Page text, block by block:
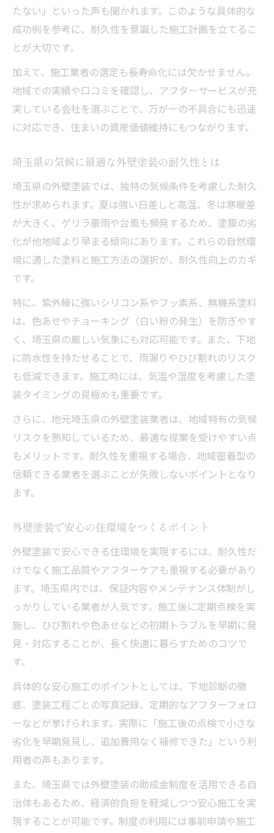
劣化しにくい外壁塗装を選ぶチェックポイ
ント
外壁塗装のトラブルを回避する施工の注意
点
埼玉県で失敗しない外壁塗装の判断基準
外壁塗装で信頼できる業者を見極める方法
埼玉県の外壁塗装業者選びで重視すべき点
ト
外壁塗装の見積もりで確認したい耐久性
外壁塗装のアフターサービスと保証の重要
性
外壁塗装の耐久性を高める最新対策法
外壁塗装の耐候性を上げるメンテナンス術
省エネにも貢献する外壁塗装の工夫ポイン
ト
外壁塗装の耐久性向上に役立つ補助制度
長期コスト削減を叶える外壁塗装のコツ
外壁塗装で長期コスト削減を実現する方法
埼玉県で外壁塗装の費用対効果を高める工
夫
外壁塗装の助成金や補助金活用のポイント
外壁塗装の耐久性がもたらす経済的メリッ
ト
たない」といった声も聞かれます。このような具体的な
成功例を参考に、耐久性を意識した施工計画を立てるこ
とが大切です。
加えて、施工業者の選定も長寿命化には欠かせません。
地域での実績や口コミを確認し、アフターサービスが充
実している会社を選ぶことで、万が一の不具合にも迅速
に対応でき、住まいの資産価値維持にもつながります。
埼玉県の気候に最適な外壁塗装の耐久性とは
埼玉県の外壁塗装では、独特の気候条件を考慮した耐久
性が求められます。夏は強い日差しと高温、冬は寒暖差
が大きく、ゲリラ豪雨や台風も頻発するため、塗膜の劣
化が他地域より早まる傾向にあります。これらの自然環
境に適した塗料と施工方法の選択が、耐久性向上のカギ
です。
特に、紫外線に強いシリコン系やフッ素系、無機系塗料
は、色あせやチョーキング（白い粉の発生）を防ぎやす
く、埼玉県の厳しい気象にも対応可能です。また、下地
に防水性を持たせることで、雨漏りやひび割れのリスク
も低減できます。施工時には、気温や湿度を考慮した塗
装タイミングの見極めも重要です。
さらに、地元埼玉県の外壁塗装業者は、地域特有の気候
リスクを熟知しているため、最適な提案を受けやすい点
もメリットです。耐久性を重視する場合、地域密着型の
信頼できる業者を選ぶことが失敗しないポイントとなり
ます。
外壁塗装で安心の住環境をつくるポイント
外壁塗装で安心できる住環境を実現するには、耐久性だ
けでなく施工品質やアフターケアも重視する必要があり
ます。埼玉県内では、保証内容やメンテナンス体制がし
っかりしている業者が人気です。施工後に定期点検を実
施し、ひび割れや色あせなどの初期トラブルを早期に発
見・対応することが、長く快適に暮らすためのコツで
す。
具体的な安心施工のポイントとしては、下地診断の徹
底、塗装工程ごとの写真記録、定期的なアフターフォロ
ーなどが挙げられます。実際に「施工後の点検で小さな
劣化を早期発見し、追加費用なく補修できた」という利
用者の声もあります。
また、埼玉県では外壁塗装の助成金制度を活用できる自
治体もあるため、経済的負担を軽減しつつ安心施工を実
現することが可能です。制度の利用には事前申請や施工